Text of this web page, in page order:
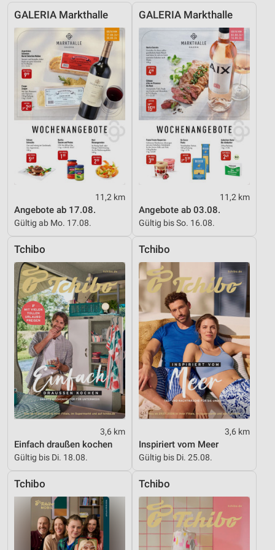
GALERIA Markthalle
11,2 km
Angebote ab 17.08.
Gültig ab Mo. 17.08.
GALERIA Markthalle
11,2 km
Angebote ab 03.08.
Gültig bis So. 16.08.
Tchibo
3,6 km
Einfach draußen kochen
Gültig bis Di. 18.08.
Tchibo
3,6 km
Inspiriert vom Meer
Gültig bis Di. 25.08.
Tchibo Tchibo
von Inhalten
Verwendung von Profilen zur Auswahl
personalisierter Inhalte
Messung der Werbeleistung
Messung der Performance von Inhalten
Analyse von Zielgruppen durch Statistiken oder
Kombinationen von Daten aus verschiedenen
Quellen
Entwicklung und Verbesserung der Angebote
Verwendung reduzierter Daten zur Auswahl von
IAB-Besonderheiten:
Geräte anhand von aktiv angeforderten
Informationen identifizieren
Nicht-IAB-Verarbeitungszwecke:
Notwendig
Performance
Funktional
Werbung